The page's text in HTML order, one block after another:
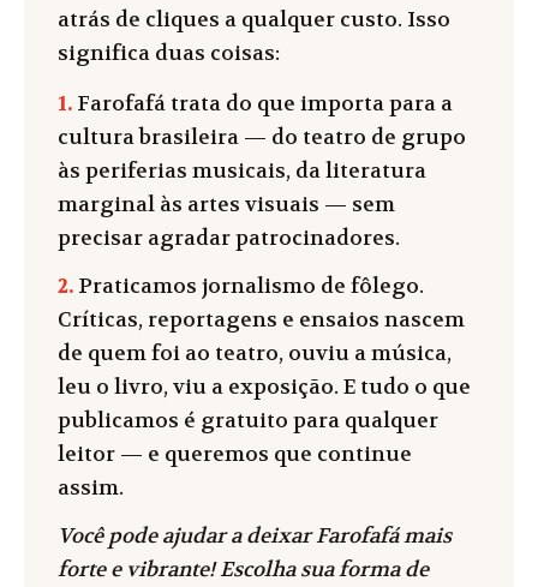
atrás de cliques a qualquer custo. Isso
significa duas coisas:
1. Farofafá trata do que importa para a
cultura brasileira — do teatro de grupo
às periferias musicais, da literatura
marginal às artes visuais — sem
precisar agradar patrocinadores.
2. Praticamos jornalismo de fôlego.
Críticas, reportagens e ensaios nascem
de quem foi ao teatro, ouviu a música,
leu o livro, viu a exposição. E tudo o que
publicamos é gratuito para qualquer
leitor — e queremos que continue
assim.
Você pode ajudar a deixar Farofafá mais
forte e vibrante! Escolha sua forma de